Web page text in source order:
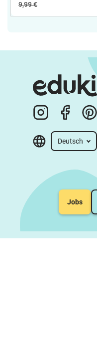
9,99 €
Deutsch
Jobs